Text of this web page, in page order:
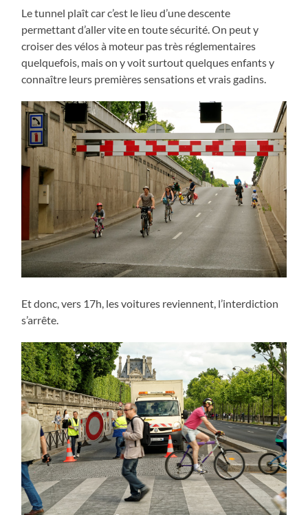
Le tunnel plaît car c’est le lieu d’une descente
permettant d’aller vite en toute sécurité. On peut y
croiser des vélos à moteur pas très réglementaires
quelquefois, mais on y voit surtout quelques enfants y
connaître leurs premières sensations et vrais gadins.
Et donc, vers 17h, les voitures reviennent, l’interdiction
s’arrête.